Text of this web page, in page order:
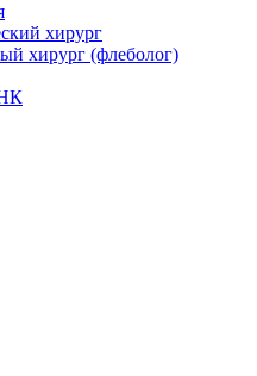
хирург
хирург (флеболог)